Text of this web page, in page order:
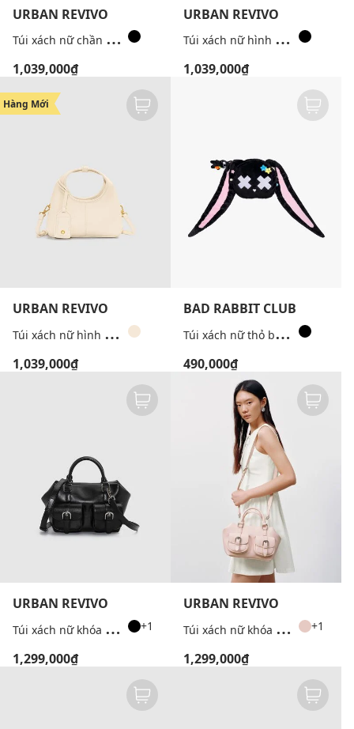
URBAN REVIVO
T
úi xách nữ chần bông phối dây xích
1,039,000₫
URBAN REVIVO
T
úi xách nữ hình thang quai tròn
1,039,000₫
Hàng Mới
URBAN REVIVO
T
úi xách nữ hình thang quai tròn
1,039,000₫
BAD RABBIT CLUB
T
úi xách nữ thỏ bông Besides U
490,000₫
URBAN REVIVO
T
úi xách nữ khóa cài đa ngăn +1
1,299,000₫
URBAN REVIVO
T
úi xách nữ khóa cài đa ngăn +1
1,299,000₫